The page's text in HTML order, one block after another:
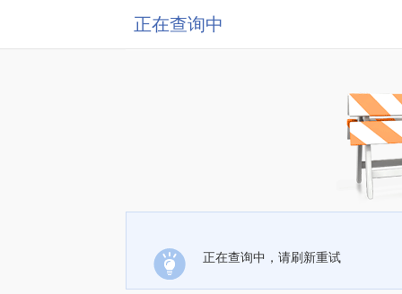
正在查询中
正在查询中，请刷新重试